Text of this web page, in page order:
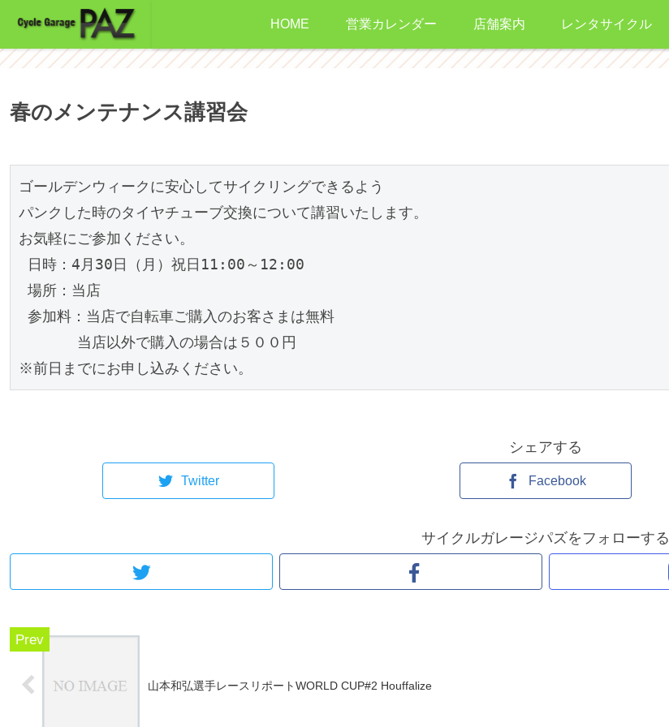
HOME 営業カレンダー 店舗案内 レンタサイクル
春のメンテナンス講習会
ゴールデンウィークに安心してサイクリングできるよう
パンクした時のタイヤチューブ交換について講習いたします。
お気軽にご参加ください。
日時：4月30日（月）祝日11:00～12:00
場所：当店
参加料：当店で自転車ご購入のお客さまは無料
当店以外で購入の場合は５００円
※前日までにお申し込みください。
シェアする
Twitter Facebook
サイクルガレージパズをフォローする
山本和弘選手レースリポートWORLD CUP#2 Houffalize